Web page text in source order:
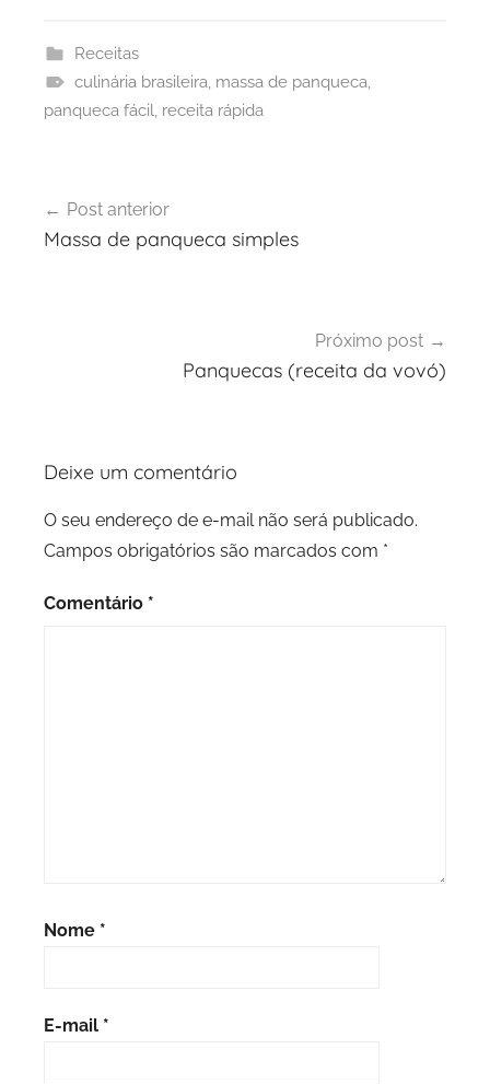
Receitas
culinária brasileira massa de panqueca
panqueca fácil receita rápida
de
Post anterior
Massa de panqueca simples
Próximo post
Panquecas (receita da vovó)
Deixe um comentário
O seu endereço de e-mail não será publicado.
Campos obrigatórios são marcados com *
Comentário *
Nome *
E-mail *